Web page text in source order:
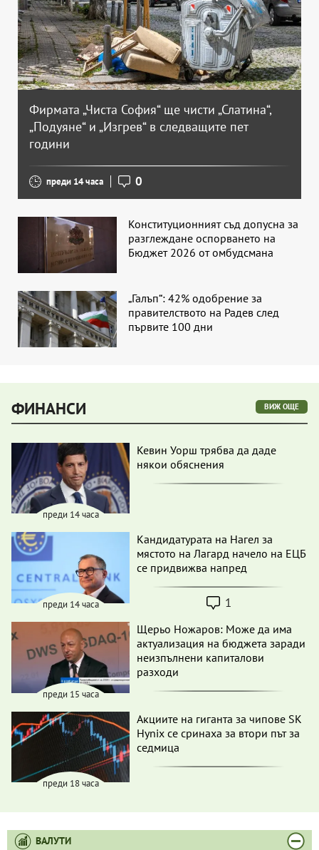
Фирмата „Чиста София“ ще чисти „Слатина“,
„Подуяне“ и „Изгрев“ в следващите пет
години
преди 14 часа 0
Конституционният съд допусна за
разглеждане оспорването на
Бюджет 2026 от омбудсмана
„Галъп“: 42% одобрение за
правителството на Радев след
първите 100 дни
ФИНАНСИ ВИЖ ОЩЕ
преди 14 часа
Кевин Уорш трябва да даде
някои обяснения
преди 14 часа
Кандидатурата на Нагел за
мястото на Лагард начело на ЕЦБ
се придвижва напред
1
преди 15 часа
Щерьо Ножаров: Може да има
актуализация на бюджета заради
неизпълнени капиталови
разходи
преди 18 часа
Акциите на гиганта за чипове SK
Hynix се сринаха за втори път за
седмица
ВАЛУТИ